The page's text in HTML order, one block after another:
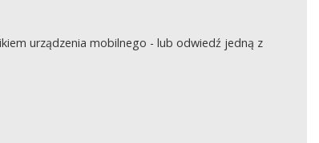
urządzenia mobilnego - lub odwiedź jedną z